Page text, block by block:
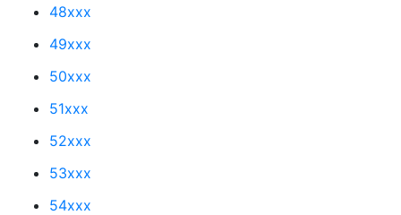
48xxx
49xxx
50xxx
51xxx
52xxx
53xxx
54xxx